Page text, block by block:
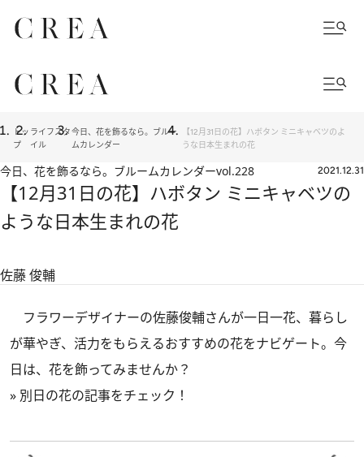
トッ
プ
ライフスタ
イル
今日、花を飾るなら。ブルー
ムカレンダー
【12月31日の花】ハボタン ミニキャベツのよ
うな日本生まれの花
今日、花を飾るなら。ブルームカレンダーvol.228 2021.12.31
【12月31日の花】ハボタン ミニキャベツの
ような日本生まれの花
佐藤 俊輔
フラワーデザイナーの佐藤俊輔さんが一日一花、暮らし
が華やぎ、活力をもらえるおすすめの花をナビゲート。今
日は、花を飾ってみませんか？
» 別日の花の記事をチェック！